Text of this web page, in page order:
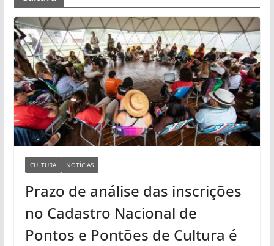
CULTURA NOTÍCIAS
Prazo de análise das inscrições
no Cadastro Nacional de
Pontos e Pontões de Cultura é